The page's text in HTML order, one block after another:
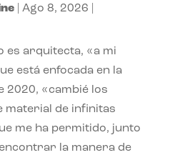
| Ago 8, 2026
es arquitecta, «a mi
está enfocada en la
2020, «cambié los
material de infinitas
me ha permitido, junto
la manera de